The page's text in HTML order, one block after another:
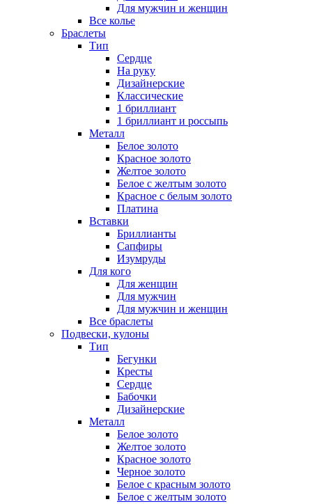
Для мужчин и женщин
Все колье
Браслеты
Тип
Сердце
На руку
Дизайнерские
Классические
1 бриллиант
1 бриллиант и россыпь
Металл
Белое золото
Красное золото
Желтое золото
Белое с желтым золото
Красное с белым золото
Платина
Вставки
Бриллианты
Сапфиры
Изумруды
Для кого
Для женщин
Для мужчин
Для мужчин и женщин
Все браслеты
Подвески, кулоны
Тип
Бегунки
Кресты
Сердце
Бабочки
Дизайнерские
Металл
Белое золото
Желтое золото
Красное золото
Черное золото
Белое с красным золото
Белое с желтым золото